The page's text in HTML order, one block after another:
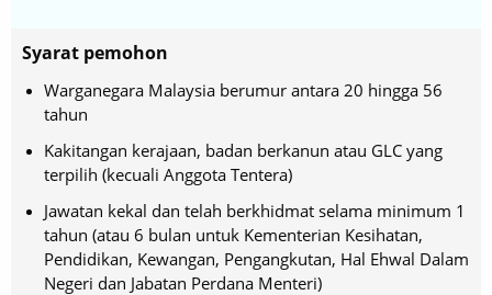
Syarat pemohon
Warganegara Malaysia berumur antara 20 hingga 56
tahun
Kakitangan kerajaan, badan berkanun atau GLC yang
terpilih (kecuali Anggota Tentera)
Jawatan kekal dan telah berkhidmat selama minimum 1
tahun (atau 6 bulan untuk Kementerian Kesihatan,
Pendidikan, Kewangan, Pengangkutan, Hal Ehwal Dalam
Negeri dan Jabatan Perdana Menteri)